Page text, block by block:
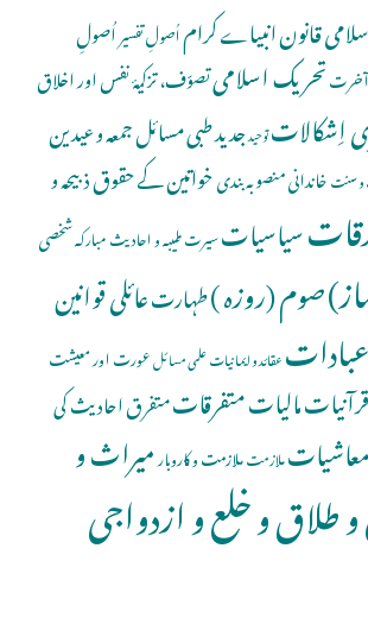
قانونانبیاے کراماُصولِ تفسیراُصولِ
آخرتتحریک اسلامیتصوّف، تزکیۂ نفس اور اخلاق
اِشکالاتتوحیدجدید طبی مسائلجمعہ و عیدین
سنتخاندانی منصوبہ بندیخواتین کے حقوقذبیحہ و
سیاسیاتسیرت طیبہ و احادیث مبارکہشخصی
صوم (روزہ )طہارتعائلی قوانین
عباداتعقائد و ایمانیاتعلمی مسائلعورت اور معیشت
قرآنیاتمالیاتمتفرقاتمتفرق احادیث کی
معاشیاتملازمتملازمت و کاروبارمیراث و
طلاق و خلع و ازدواجی